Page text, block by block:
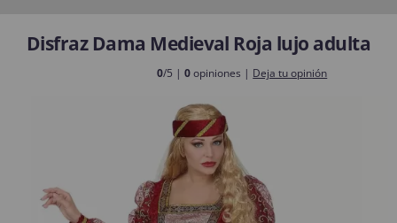
Es mi primera vez
Soy nuevo
disfracestuyyo.com
compras rápidamente en nuestra tienda virtual, revisar el estado de tus
pedidos y consultar tus operaciones anteriores.
¡Adelante! Te estabamos esperando.
Disfraz Dama Medieval Roja lujo adulta
0/5 |0opiniones | Deja tu opinión